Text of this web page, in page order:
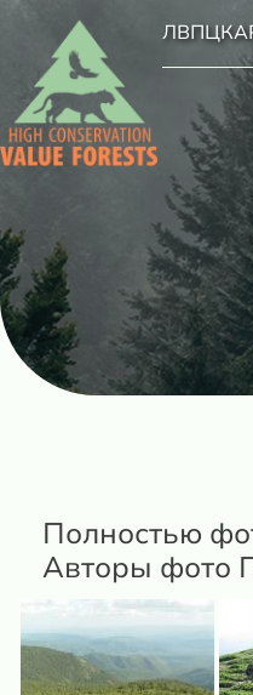
ЛВПЦ
Полностью
Авторы фото